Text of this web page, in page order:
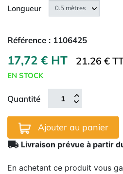
Longueur
Référence : 1106425
17,72 € HT 21.26 €
EN STOCK
Quantité
Ajouter au panier
local_shipping Livraison prévue à partir
En achetant ce produit vous